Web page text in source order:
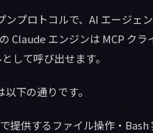
プロトコルで、AI エージェ
Claude エンジンは MCP ク
して呼び出せます。
下の通りです。
提供するファイル操作・